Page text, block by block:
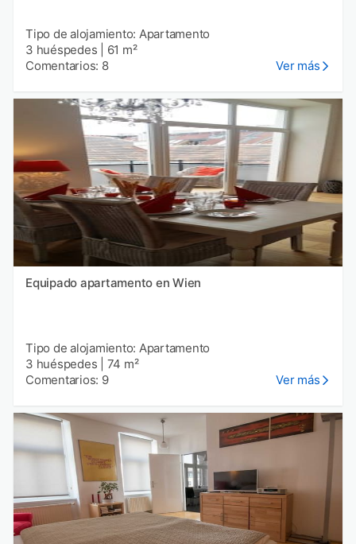
Tipo de alojamiento: Apartamento
3 huéspedes
61 m²
Comentarios: 8
Ver más
Equipado apartamento en Wien
Tipo de alojamiento: Apartamento
3 huéspedes
74 m²
Comentarios: 9
Ver más